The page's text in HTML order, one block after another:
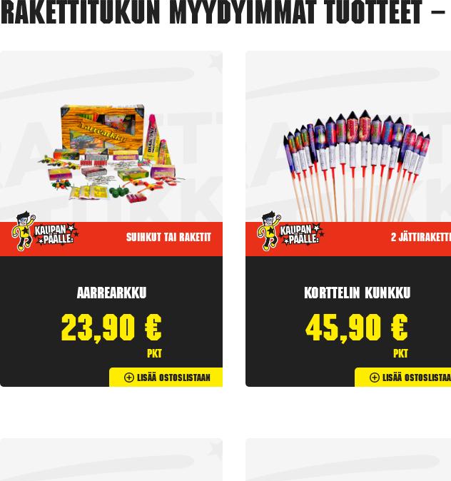
Rakettitukun myydyimmät tuotteet
Suihkut tai raketit
Aarrearkku
23,90 €
pkt
Lisää Ostoslistaan
2
Korttelin kunkku
45,90 €
pkt
Lisää